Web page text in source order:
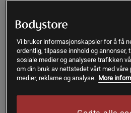
EM 59 Tens/EMS
Massasjeapparat
Beurer
1.299 kr Kjøp
Vi bruker informasjonskapsler for å få
ordentlig, tilpasse innhold og annonser,
sosiale medier og analysere trafikken
om din bruk av nettstedet vårt med
medier, reklame og analyse. More